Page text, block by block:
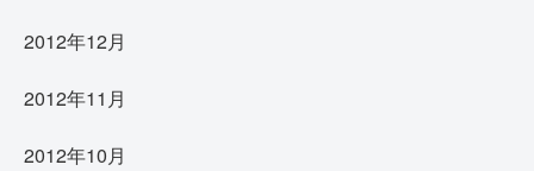
2012年12月
2012年11月
2012年10月